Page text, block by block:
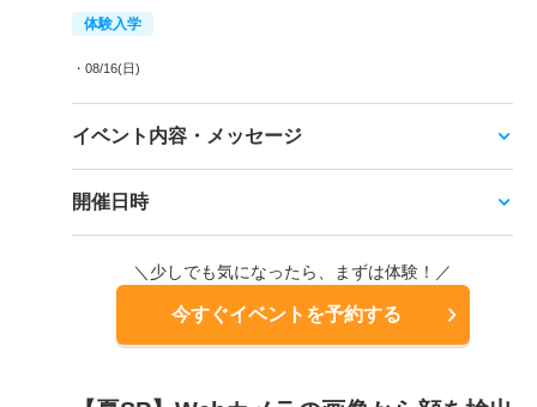
体験入学
・08/16(日)
イベント内容・メッセージ
開催日時
＼少しでも気になったら、まずは体験！／
今すぐイベントを予約する